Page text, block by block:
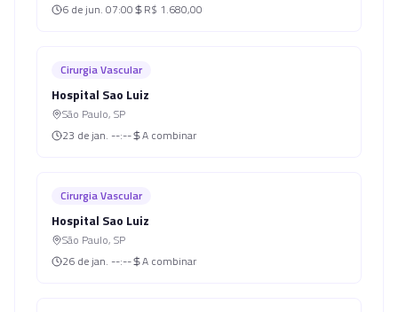
6 de jun. 07:00 R$ 1.680,00
Cirurgia Vascular
Hospital Sao Luiz
São Paulo, SP
23 de jan. --:-- A combinar
Cirurgia Vascular
Hospital Sao Luiz
São Paulo, SP
26 de jan. --:-- A combinar